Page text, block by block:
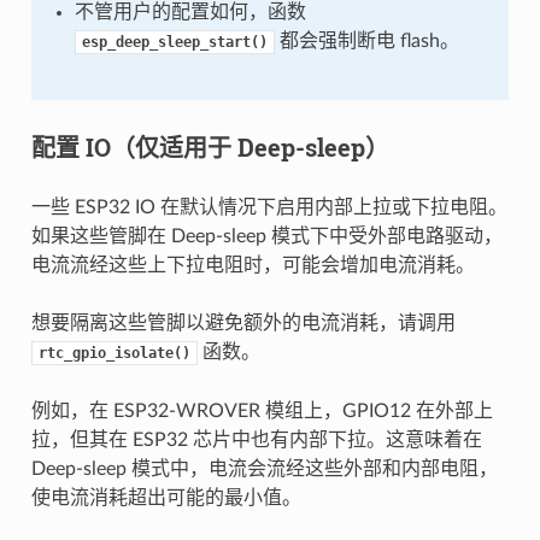
不管用户的配置如何，函数
esp_deep_sleep_start() 都会强制断电 flash。
配置 IO（仅适用于 Deep-sleep）
一些 ESP32 IO 在默认情况下启用内部上拉或下拉电阻。
如果这些管脚在 Deep-sleep 模式下中受外部电路驱动，
电流流经这些上下拉电阻时，可能会增加电流消耗。
想要隔离这些管脚以避免额外的电流消耗，请调用
rtc_gpio_isolate() 函数。
例如，在 ESP32-WROVER 模组上，GPIO12 在外部上
拉，但其在 ESP32 芯片中也有内部下拉。这意味着在
Deep-sleep 模式中，电流会流经这些外部和内部电阻，
使电流消耗超出可能的最小值。